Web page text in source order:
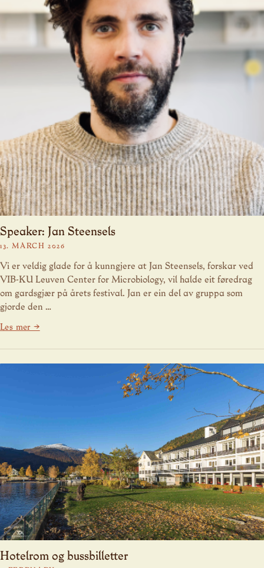
Speaker: Jan Steensels
13. MARCH 2026
Vi er veldig glade for å kunngjere at Jan Steensels, forskar ved
VIB-KU Leuven Center for Microbiology, vil halde eit føredrag
om gardsgjær på årets festival. Jan er ein del av gruppa som
gjorde den …
Les mer →
Hotelrom og bussbilletter